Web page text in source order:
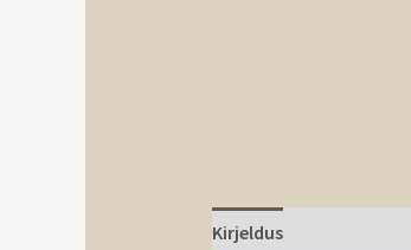
Kirjeldus